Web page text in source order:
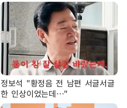
정보석 "황정음 전 남편 서글서글
한 인상이었는데…"